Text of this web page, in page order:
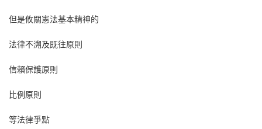
但是攸關憲法基本精神的
法律不溯及既往原則
信賴保護原則
比例原則
等法律爭點